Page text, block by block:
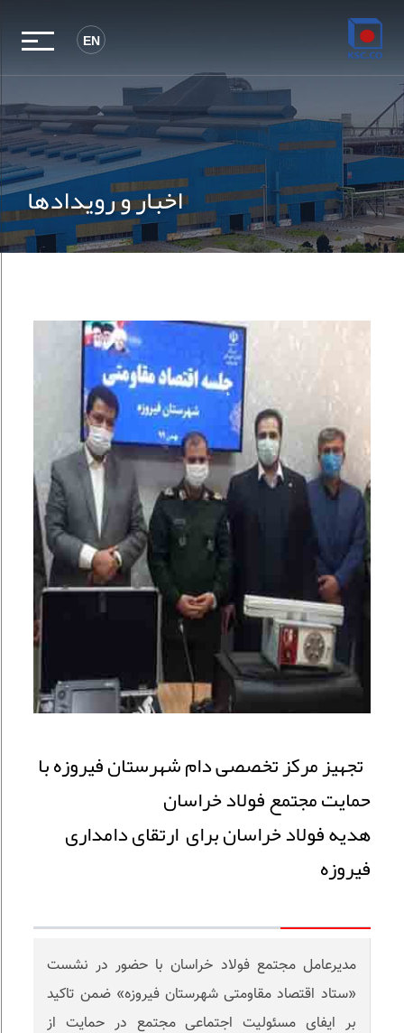
EN
اخبار و رویدادها
تجهیز مرکز تخصصی دام شهرستان فیروزه با
حمایت مجتمع فولاد خراسان
هدیه فولاد خراسان برای ارتقای دامداری
فیروزه
مدیرعامل مجتمع فولاد خراسان با حضور در نشست
«ستاد اقتصاد مقاومتی شهرستان فیروزه» ضمن تاکید
بر ایفای مسئولیت اجتماعی مجتمع در حمایت از